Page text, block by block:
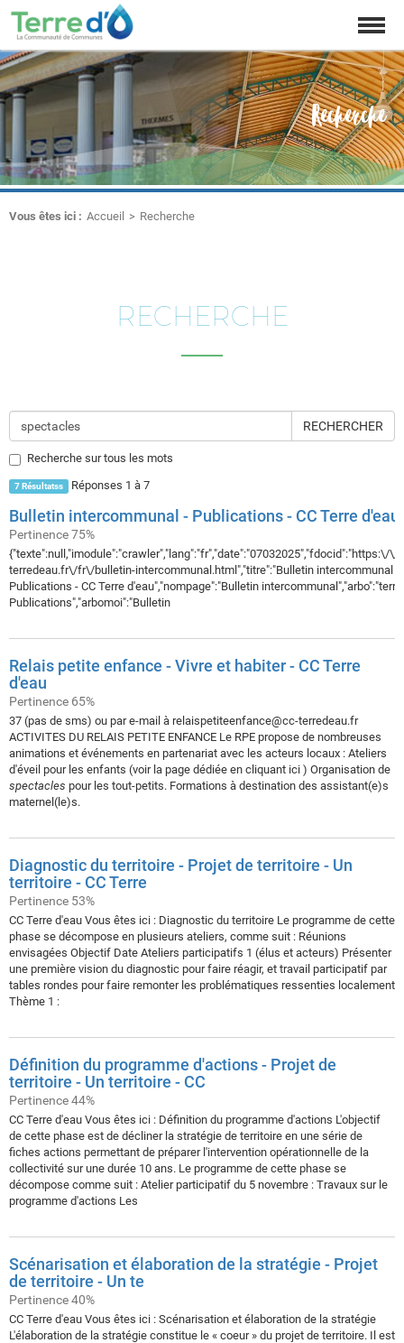
Recherche
Vous êtes ici : Accueil Recherche
RECHERCHE
RECHERCHER
Recherche sur tous les mots
7 Résultatss Réponses 1 à 7
Bulletin intercommunal - Publications - CC Terre d'eau
Pertinence 75%
{"texte":null,"imodule":"crawler","lang":"fr","date":"07032025","fdocid":"https:\/\/
terredeau.fr\/fr\/bulletin-intercommunal.html","titre":"Bulletin intercommunal -
Publications - CC Terre d'eau","nompage":"Bulletin
Publications","arbomoi":"Bulletin
Relais petite enfance - Vivre et habiter - CC Terre
d'eau
Pertinence 65%
37 (pas de sms) ou par e-mail à relaispetiteenfance@cc-terredeau.fr
ACTIVITES DU RELAIS PETITE ENFANCE Le RPE propose de nombreuses
animations et événements en partenariat avec les acteurs locaux : Ateliers
d'éveil pour les enfants (voir la page dédiée en cliquant ici ) Organisation de
spectacles pour les tout-petits. Formations à destination des assistant(e)s
maternel(le)s.
Diagnostic du territoire - Projet de territoire - Un
territoire - CC Terre
Pertinence 53%
CC Terre d'eau Vous êtes ici : Diagnostic du territoire Le programme de cette
phase se décompose en plusieurs ateliers, comme suit : Réunions
envisagées Objectif Date Ateliers participatifs 1 (élus et acteurs) Présenter
une première vision du diagnostic pour faire réagir, et travail participatif par
tables rondes pour faire remonter les problématiques ressenties localement
Thème 1 :
Définition du programme d'actions - Projet de
territoire - Un territoire - CC
Pertinence 44%
CC Terre d'eau Vous êtes ici : Définition du programme d'actions L'objectif
de cette phase est de décliner la stratégie de territoire en une série de
fiches actions permettant de préparer l'intervention opérationnelle de la
collectivité sur une durée 10 ans. Le programme de cette phase se
décompose comme suit : Atelier participatif du 5 novembre : Travaux sur le
programme d'actions Les
Scénarisation et élaboration de la stratégie - Projet
de territoire - Un te
Pertinence 40%
CC Terre d'eau Vous êtes ici : Scénarisation et élaboration de la stratégie
L'élaboration de la stratégie constitue le « coeur » du projet de territoire. Il est